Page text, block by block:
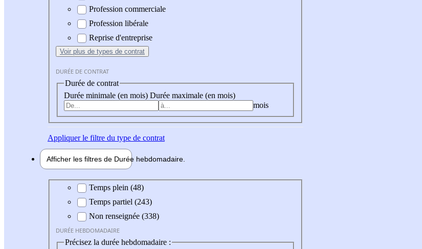
Profession commerciale
Profession libérale
Reprise d'entreprise
Voir plus de types de contrat
DURÉE DE CONTRAT
Durée de contrat
Durée minimale (en mois) Durée maximale (en mois)
mois
Appliquerle filtre du type de contrat
Afficher les filtres de Durée hebdomadaire
Durée hebdomadaire
Temps plein (48)
Temps partiel (243)
Non renseignée (338)
DURÉE HEBDOMADAIRE
Précisez la durée hebdomadaire :